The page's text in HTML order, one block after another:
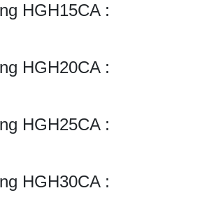
HGH15CA :
HGH20CA :
HGH25CA :
HGH30CA :